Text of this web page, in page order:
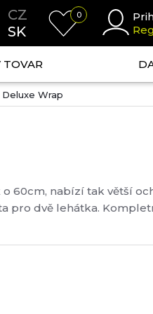
CZ
SK
0
TOVAR
Wrap
60cm, nabízí tak větší
pro dvě lehátka.
připnutím na přehoz.
dvojitými zipy zarovnané